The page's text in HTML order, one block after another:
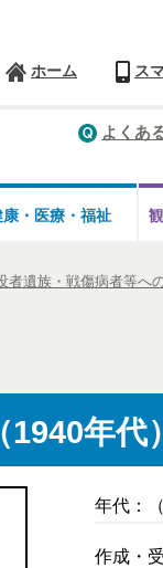
ホーム ス
よくあ
・医療・ 福祉
者遺族・戦傷病者等へ
年代）
年代：
作成・